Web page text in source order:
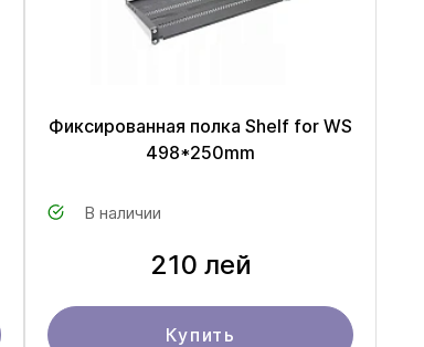
Фиксированная полка Shelf for WS
498*250mm
В наличии
210 лей
Купить